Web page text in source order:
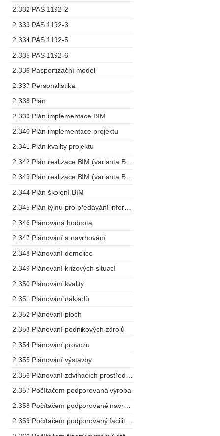
2.332 PAS 1192-2
2.333 PAS 1192-3
2.334 PAS 1192-5
2.335 PAS 1192-6
2.336 Pasportizační model
2.337 Personalistika
2.338 Plán
2.339 Plán implementace BIM
2.340 Plán implementace projektu
2.341 Plán kvality projektu
2.344 Plán školení BIM
2.346 Plánovaná hodnota
2.347 Plánování a navrhování
2.348 Plánování demolice
2.349 Plánování krizových situací
2.350 Plánování kvality
2.351 Plánování nákladů
2.352 Plánování ploch
2.353 Plánování podnikových zdrojů
2.354 Plánování provozu
2.355 Plánování výstavby
2.357 Počítačem podporovaná výroba